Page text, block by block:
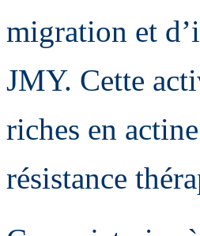
migration et
JMY. Cette
riches en
résistance